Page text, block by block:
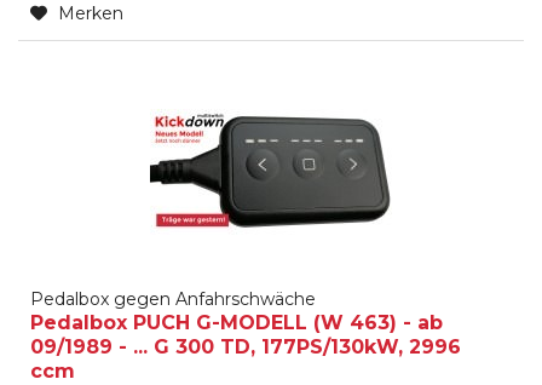
Merken
Pedalbox gegen Anfahrschwäche
Pedalbox PUCH G-MODELL (W 463) - ab
09/1989 - ... G 300 TD, 177PS/130kW, 2996
ccm